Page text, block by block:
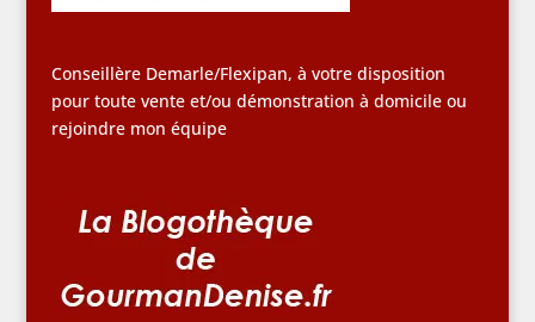
Conseillère Demarle/Flexipan, à votre disposition
pour toute vente et/ou démonstration à domicile ou
rejoindre mon équipe